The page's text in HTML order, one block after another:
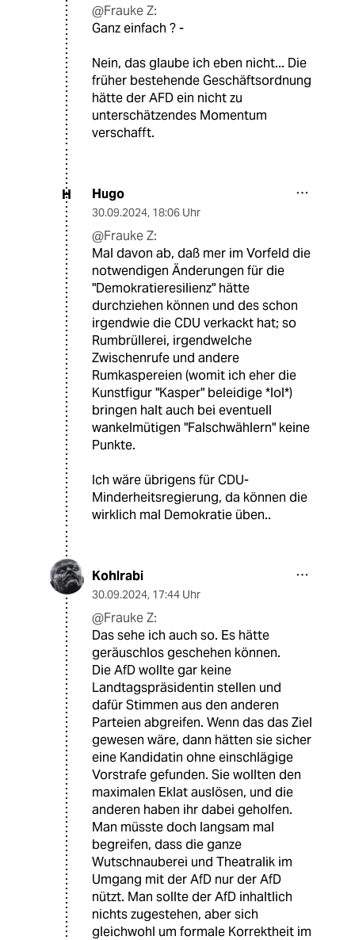
@Frauke Z:
Ganz einfach ? -
Nein, das glaube ich eben nicht... Die
früher bestehende Geschäftsordnung
hätte der AFD ein nicht zu
unterschätzendes Momentum
verschafft.
H Hugo
30.09.2024, 18:06 Uhr
@Frauke Z:
Mal davon ab, daß mer im Vorfeld die
notwendigen Änderungen für die
"Demokratieresilienz" hätte
durchziehen können und des schon
irgendwie die CDU verkackt hat; so
Rumbrüllerei, irgendwelche
Zwischenrufe und andere
Rumkaspereien (womit ich eher die
Kunstfigur "Kasper" beleidige *lol*)
bringen halt auch bei eventuell
wankelmütigen "Falschwählern" keine
Punkte.
Ich wäre übrigens für CDU-
Minderheitsregierung, da können die
wirklich mal Demokratie üben..
Kohlrabi
30.09.2024, 17:44 Uhr
@Frauke Z:
Das sehe ich auch so. Es hätte
geräuschlos geschehen können.
Die AfD wollte gar keine
Landtagspräsidentin stellen und
dafür Stimmen aus den anderen
Parteien abgreifen. Wenn das das Ziel
gewesen wäre, dann hätten sie sicher
eine Kandidatin ohne einschlägige
Vorstrafe gefunden. Sie wollten den
maximalen Eklat auslösen, und die
anderen haben ihr dabei geholfen.
Man müsste doch langsam mal
begreifen, dass die ganze
Wutschnauberei und Theatralik im
Umgang mit der AfD nur der AfD
nützt. Man sollte der AfD inhaltlich
nichts zugestehen, aber sich
gleichwohl um formale Korrektheit im